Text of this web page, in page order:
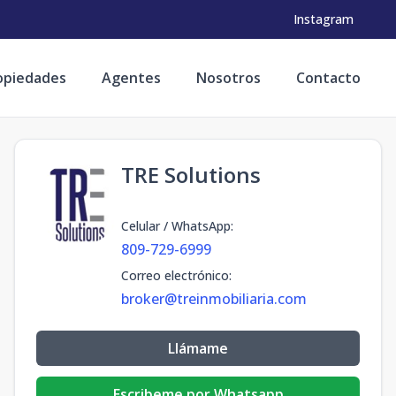
Instagram
Agentes Nosotros Contacto
TRE Solutions
Celular / WhatsApp:
809-729-6999
Correo electrónico:
broker@treinmobiliaria.com
Llámame